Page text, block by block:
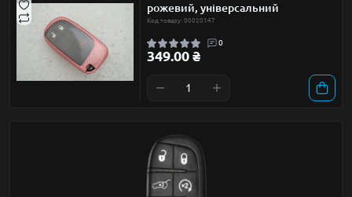
рожевий, універсальний
Код товару: 00020147
0
349.00 ₴